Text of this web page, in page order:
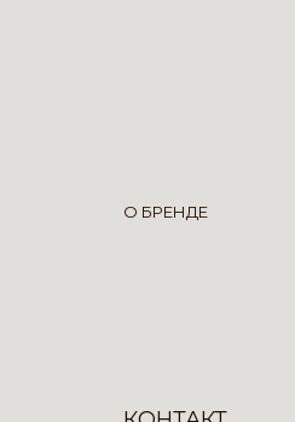
О БРЕНДЕ